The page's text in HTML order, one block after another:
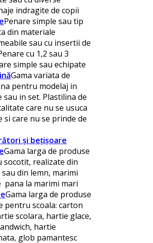
indragite de copii
Penare simple sau tip
din materiale
sau cu insertii de
cu 1,2 sau 3
simple sau echipate
Gama variata de
pentru modelaj in
sau in set. Plastilina de
care nu se usuca
si care nu se prinde de
și bețișoare
Gama larga de produse
socotit, realizate din
sau din lemn, marimi
pana la marimi mari
Gama larga de produse
pentru scoala: carton
scolara, hartie glace,
hartie
glob pamantesc